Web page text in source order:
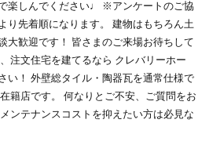
楽しんでください♩ ※アンケートのご協
り先着順になります。 建物はもちろん土
大歓迎です！ 皆さまのご来場お待ちして
注文住宅を建てるなら クレバリーホー
！ 外壁総タイル・陶器瓦を通常仕様で
籍店です。 何なりとご不安、ご質問をお
ンテナンスコストを抑えたい方は必見な